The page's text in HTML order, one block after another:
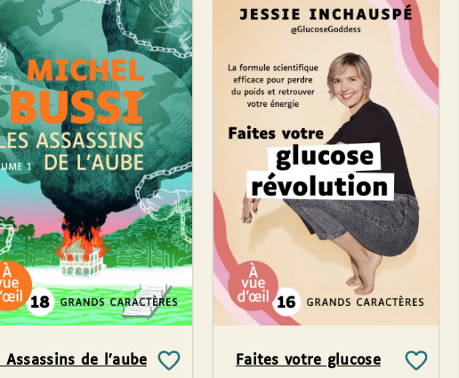
Assassins de l’aube Faites votre glucose